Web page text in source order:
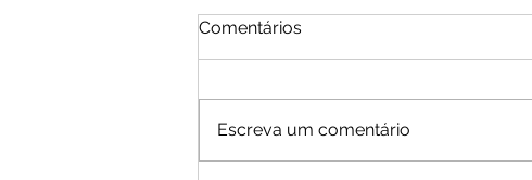
Comentários
Escreva um comentário